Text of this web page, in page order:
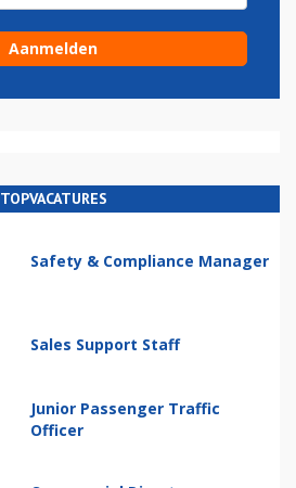
TOPVACATURES
Safety & Compliance Manager
Sales Support Staff
Junior Passenger Traffic
Officer